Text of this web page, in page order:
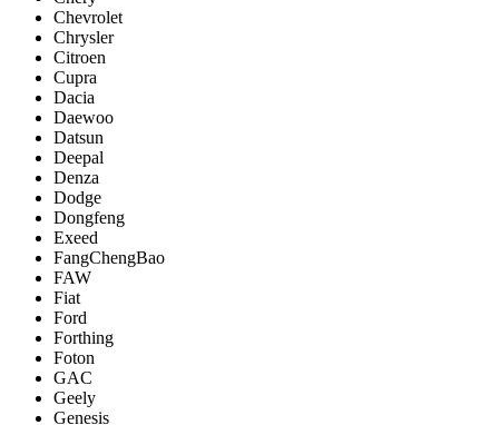
Chevrolet
Chrysler
Citroen
Cupra
Dacia
Daewoo
Datsun
Deepal
Denza
Dodge
Dongfeng
Exeed
FangChengBao
FAW
Fiat
Ford
Forthing
Foton
GAC
Geely
Genesis